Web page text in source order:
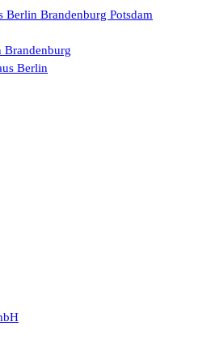
Berlin Brandenburg Potsdam
Brandenburg
Berlin